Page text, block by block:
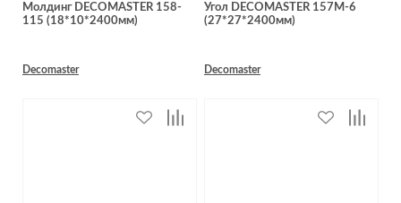
Молдинг DECOMASTER 158-
115 (18*10*2400мм)
Decomaster
Угол DECOMASTER 157M-6
(27*27*2400мм)
Decomaster